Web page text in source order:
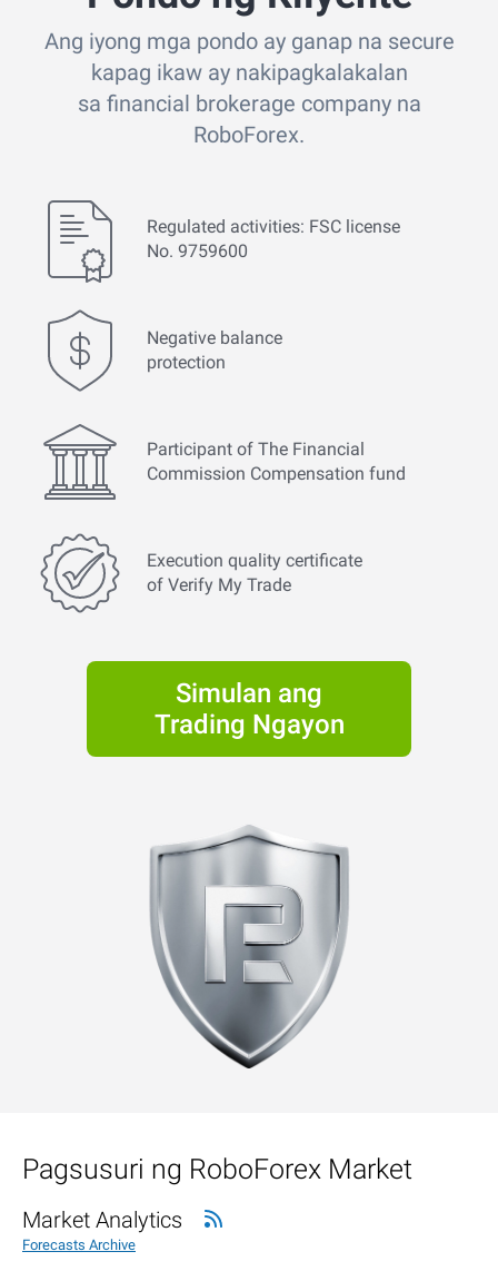
Ang iyong mga pondo ay ganap na secure
kapag ikaw ay nakipagkalakalan
sa financial brokerage company na
RoboForex.
Regulated activities: FSC license
No. 9759600
Negative balance
protection
Participant of The Financial
Commission Compensation fund
Execution quality certificate
of Verify My Trade
Simulan ang
Trading Ngayon
Pagsusuri ng RoboForex Market
Market Analytics
Forecasts Archive